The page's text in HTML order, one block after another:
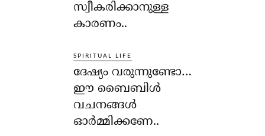
സ്വീകരിക്കാനുള്ള
കാരണം..
SPIRITUAL LIFE
ദേഷ്യം വരുന്നുണ്ടോ…
ഈ ബൈബിള്‍
വചനങ്ങള്‍
ഓര്‍മ്മിക്കണേ..